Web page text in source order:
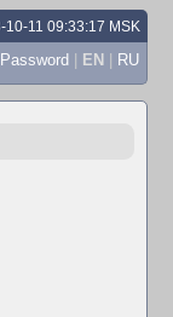
11 09:33:17 MSK
| EN | RU